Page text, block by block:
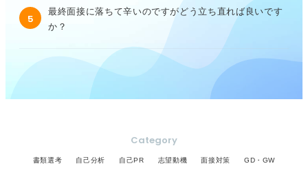
5
最終面接に落ちて辛いのですがどう立ち直れば良いです
か？
Category
書類選考 自己分析 自己PR 志望動機 面接対策 GD・GW